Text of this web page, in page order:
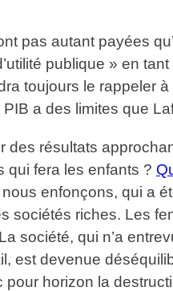
autant payées
publique » en
toujours le rappeler
a des limites que
des résultats
qui fera les enfants ?
enfonçons, qui a
riches. Les
qui n’a
est devenue
horizon la